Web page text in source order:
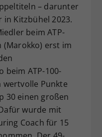
– darunter
Kitzbühel 2023.
beim ATP-
(Marokko) erst im
beim ATP-100-
wertvolle Punkte
30 einen großen
wurde mit
Coach für 15